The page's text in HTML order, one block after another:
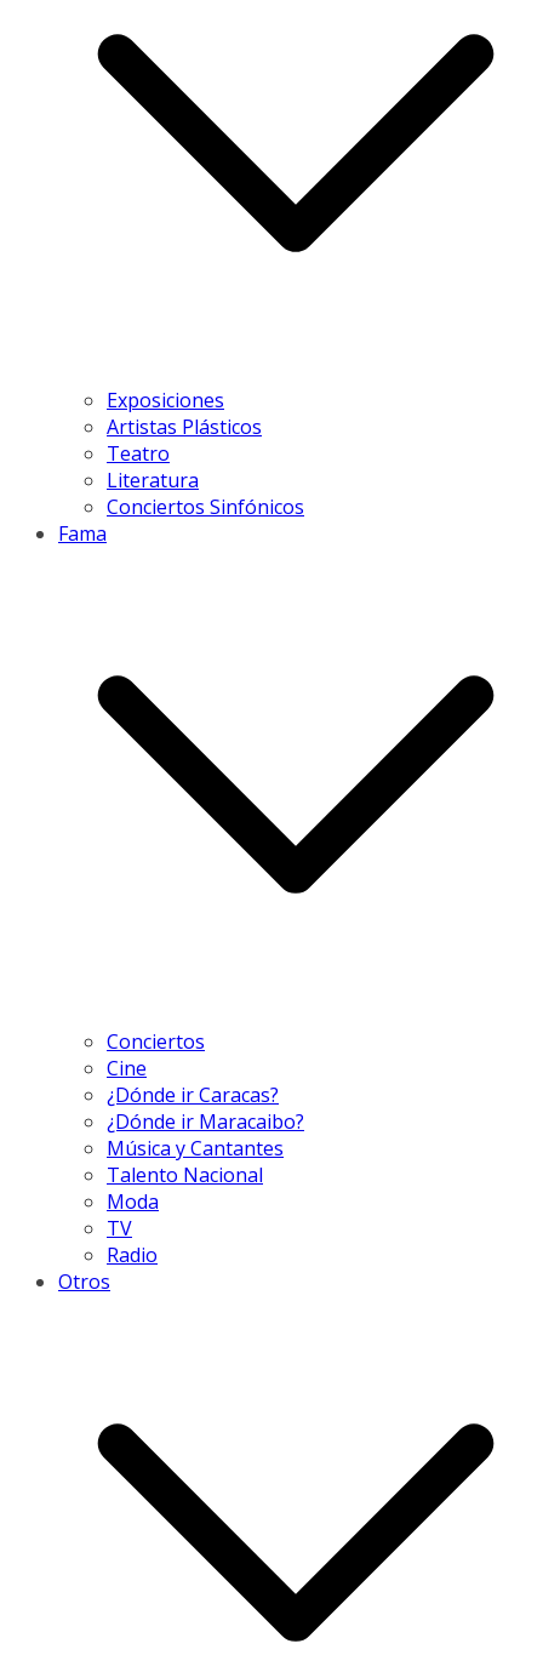
Exposiciones
Artistas Plásticos
Teatro
Literatura
Conciertos Sinfónicos
Fama
Conciertos
Cine
¿Dónde ir Caracas?
¿Dónde ir Maracaibo?
Música y Cantantes
Talento Nacional
Moda
TV
Radio
Otros